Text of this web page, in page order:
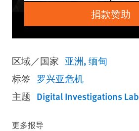
捐款赞助
区域／国家 亚洲 缅甸
标签 罗兴亚危机
主题 Digital Investigations Lab
更多报导